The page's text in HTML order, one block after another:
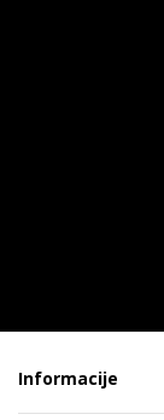
Informacije